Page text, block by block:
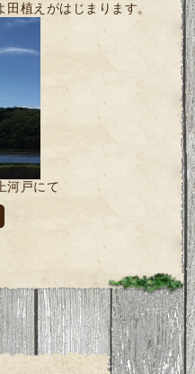
植えがはじまります。
河戸にて